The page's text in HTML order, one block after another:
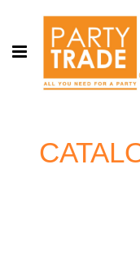
Open menu